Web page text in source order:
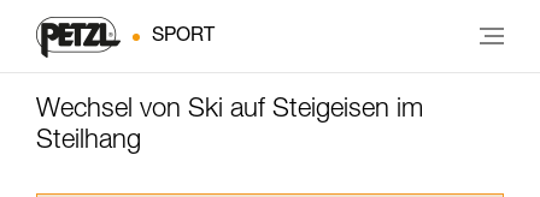
SPORT
Wechsel von Ski auf Steigeisen im
Steilhang